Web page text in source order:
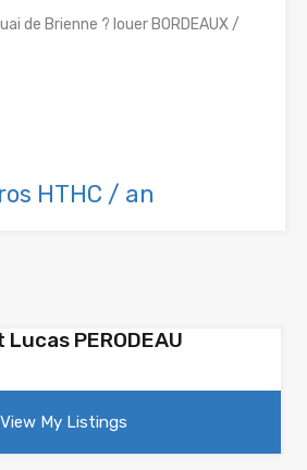
de Brienne ? louer BORDEAUX /
HTHC / an
PERODEAU
View My Listings